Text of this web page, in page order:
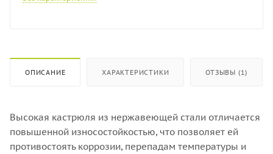
ОПИСАНИЕ ХАРАКТЕРИСТИКИ ОТЗЫВЫ (1)
Высокая кастрюля из нержавеющей стали отличается
повышенной износостойкостью, что позволяет ей
противостоять коррозии, перепадам температуры и